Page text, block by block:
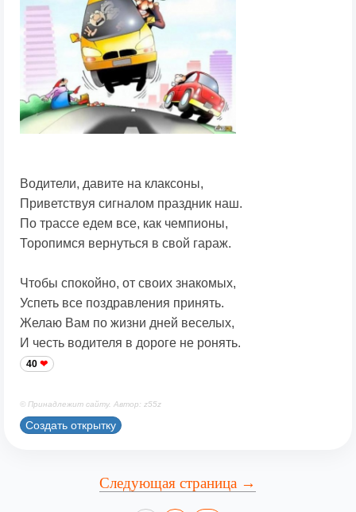
Водители, давите на клаксоны,
Приветствуя сигналом праздник наш.
По трассе едем все, как чемпионы,
Торопимся вернуться в свой гараж.
Чтобы спокойно, от своих знакомых,
Успеть все поздравления принять.
Желаю Вам по жизни дней веселых,
И честь водителя в дороге не ронять.
40
© Принадлежит сайту. Автор: z55z
Создать открытку
Следующая страница →